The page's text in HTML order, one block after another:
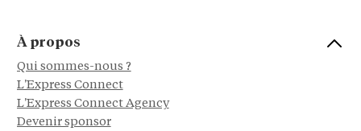
À propos
Qui sommes-nous ?
L'Express Connect
L'Express Connect Agency
Devenir sponsor